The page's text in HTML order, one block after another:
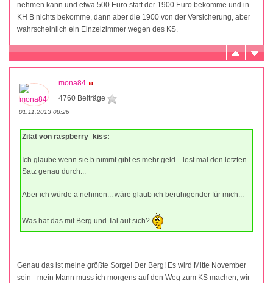
nehmen kann und etwa 500 Euro statt der 1900 Euro bekomme und in
KH B nichts bekomme, dann aber die 1900 von der Versicherung, aber
wahrscheinlich ein Einzelzimmer wegen des KS.
mona84
4760 Beiträge
01.11.2013 08:26
Zitat von raspberry_kiss:
Ich glaube wenn sie b nimmt gibt es mehr geld... lest mal den letzten
Satz genau durch...
Aber ich würde a nehmen... wäre glaub ich beruhigender für mich...
Was hat das mit Berg und Tal auf sich?
Genau das ist meine größte Sorge! Der Berg! Es wird Mitte November
sein - mein Mann muss ich morgens auf den Weg zum KS machen, wir